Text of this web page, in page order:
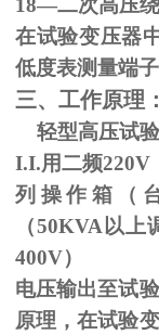
18—二次高压
在试验变压器
低度表测量端子
三、工作原理：
轻型高压试
I.I.用二频220V
列操作箱（
（50KVA 以上
400V）
电压输出至试
原理，在试验